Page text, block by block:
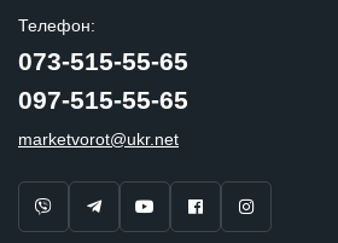
Телефон:
073-515-55-65
097-515-55-65
marketvorot@ukr.net